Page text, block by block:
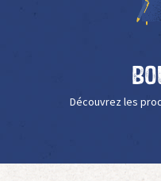
Découvrez les